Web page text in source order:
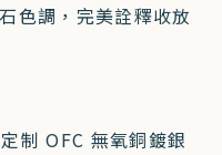
色調，完美詮釋收放
制 OFC 無氧銅鍍銀